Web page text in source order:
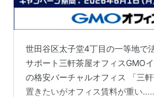
世田谷区太子堂4丁目の一等地で
サポート三軒茶屋オフィスGMO
の格安バーチャルオフィス 「三
置きたいがオフィス賃料が重い